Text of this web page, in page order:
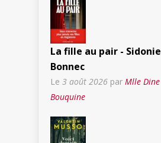
La fille au pair - Sidonie
Bonnec
Le 3 août 2026 par Mlle Dine
Bouquine